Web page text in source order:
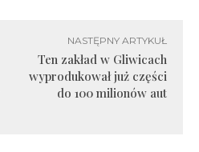
NASTĘPNY ARTYKUŁ
Ten zakład w Gliwicach
wyprodukował już części
do 100 milionów aut